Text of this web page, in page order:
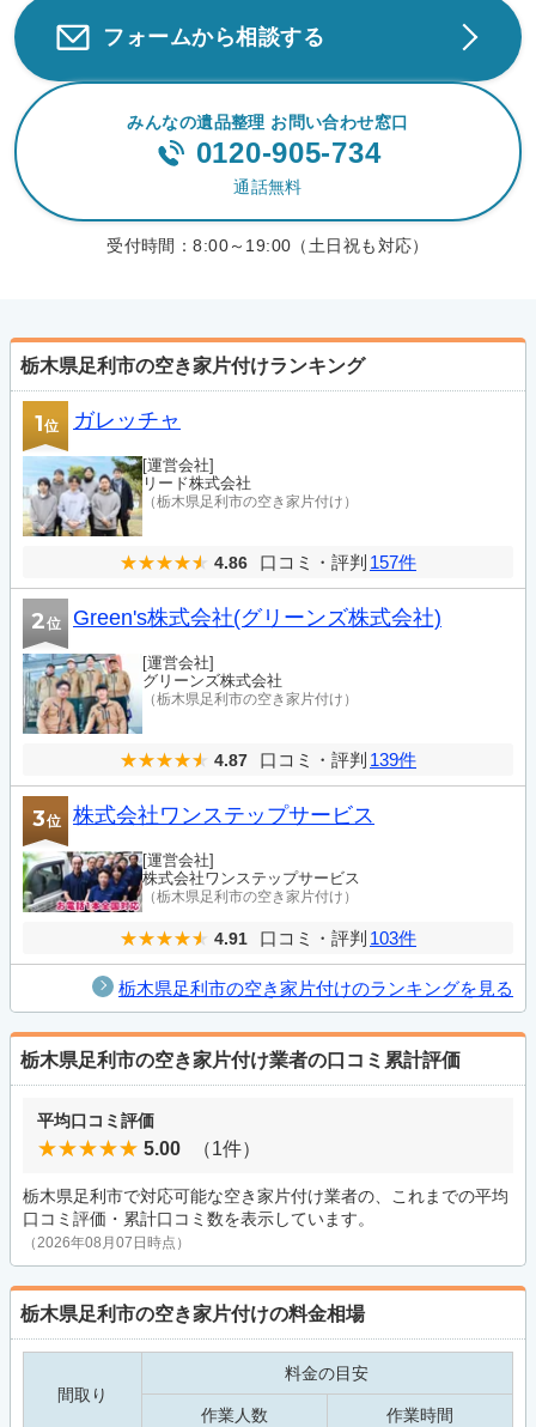
フォームから相談する
みんなの遺品整理 お問い合わせ窓口
0120-905-734
通話無料
受付時間：8:00～19:00（土日祝も対応）
栃木県足利市の空き家片付けランキング
1位 ガレッチャ
[運営会社]
リード株式会社
（栃木県足利市の空き家片付け）
4.86 口コミ・評判 157件
2位 Green's株式会社(グリーンズ株式会社)
[運営会社]
グリーンズ株式会社
（栃木県足利市の空き家片付け）
4.87 口コミ・評判 139件
3位 株式会社ワンステップサービス
[運営会社]
株式会社ワンステップサービス
（栃木県足利市の空き家片付け）
4.91 口コミ・評判 103件
栃木県足利市の空き家片付けのランキングを見る
栃木県足利市の空き家片付け業者の口コミ累計評価
平均口コミ評価
5.00 （1件）
栃木県足利市で対応可能な空き家片付け業者の、これまでの平均
口コミ評価・累計口コミ数を表示しています。
（2026年08月07日時点）
栃木県足利市の空き家片付けの料金相場
間取り
料金の目安
作業人数 作業時間